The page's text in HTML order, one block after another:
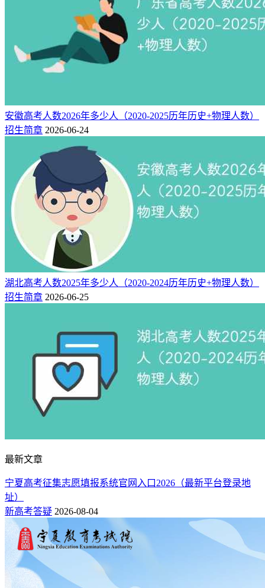
安徽高考人数2026年多少人（2020-2025历年历史+物理人数）
招生简章 2026-06-24
湖北高考人数2025年多少人（2020-2024历年历史+物理人数）
招生简章 2026-06-25
最新文章
宁夏高考征集志愿填报系统官网入口2026（最新平台登录地
址）
新高考答疑 2026-08-04